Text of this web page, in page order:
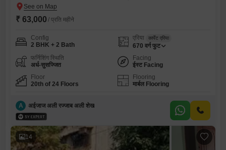
₹ 63,000 / प्रति महीने
Config
2 BHK + 2 Bath
एरिया कार्पेट एरिया
670 वर्ग फुट
फर्निशिंग स्थिति
अर्ध-सुसज्जित
Facing
ईस्ट Facing
Floor
20th of 24 Floors
Flooring
मार्बल Flooring
A अईजाज अली रज्जाब अली शेख
14